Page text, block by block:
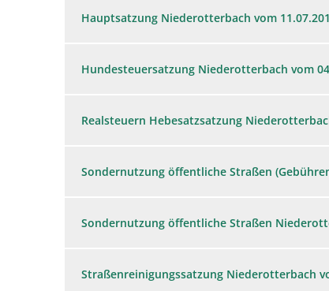
Hauptsatzung Niederotterbach vom
Hundesteuersatzung Niederotterbach vom
Realsteuern Hebesatzsatzung
Sondernutzung öffentliche Straßen
Sondernutzung öffentliche Straßen
Straßenreinigungssatzung Niederotterbach